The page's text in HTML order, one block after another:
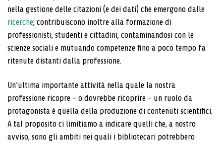
nella gestione delle citazioni (e dei dati) che emergono dalle
ricerche; contribuiscono inoltre alla formazione di
professionisti, studenti e cittadini, contaminandosi con le
scienze sociali e mutuando competenze fino a poco tempo fa
ritenute distanti dalla professione.
Un’ultima importante attività nella quale la nostra
professione ricopre – o dovrebbe ricoprire – un ruolo da
protagonista è quella della produzione di contenuti scientifici.
A tal proposito ci limitiamo a indicare quelli che, a nostro
avviso, sono gli ambiti nei quali i bibliotecari potrebbero